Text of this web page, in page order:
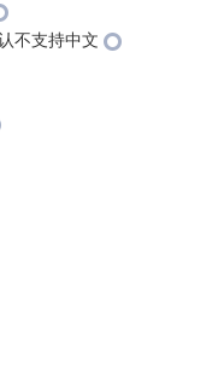
不支持中文